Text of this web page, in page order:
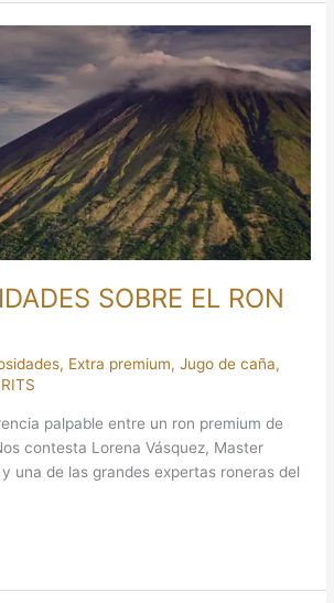
SOBRE EL RON
, Extra premium,Jugo de caña,
palpable entre un ron premium de
contesta Lorena Vásquez, Master
una de las grandes expertas roneras del